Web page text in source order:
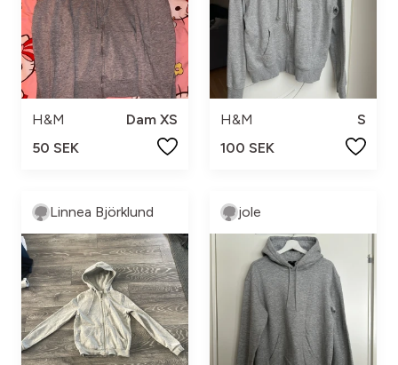
H&M
Dam XS
50 SEK
H&M
S
100 SEK
Linnea Björklund jole